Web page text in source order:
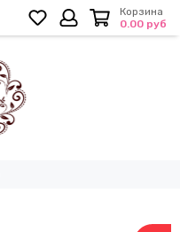
Корзина
0.00 руб